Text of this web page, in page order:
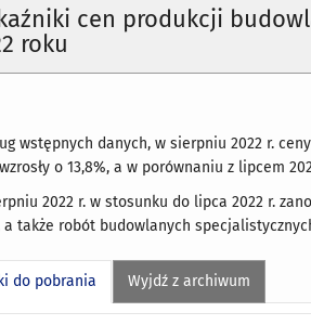
cen produkcji
roku
wstępnych danych, w sierpniu 2022 r.
o 13,8%, a w porównaniu z lipcem
2022 r. w stosunku do lipca 2022 r.
a także robót budowlanych
do pobrania Wyjdź z archiwum